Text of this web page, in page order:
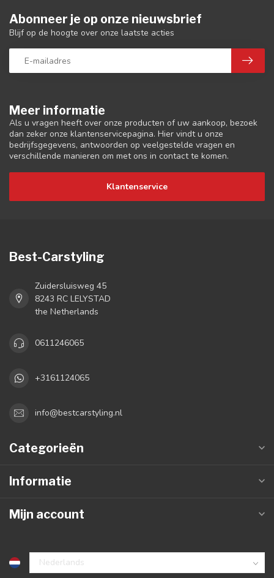
Meer informatie
Als u vragen heeft over onze producten of uw aankoop, bezoek
dan zeker onze klantenservicepagina. Hier vindt u onze
bedrijfsgegevens, antwoorden op veelgestelde vragen en
verschillende manieren om met ons in contact te komen.
Klantenservice
Abonneer je op onze nieuwsbrief
Blijf op de hoogte over onze laatste acties
Best-Carstyling
Zuidersluisweg 45
8243 RC LELYSTAD
the Netherlands
0611246065
+3161124065
info@bestcarstyling.nl
Categorieën
Informatie
Mijn account